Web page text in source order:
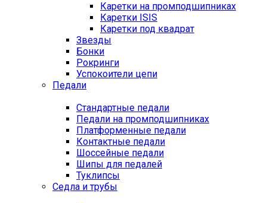
Каретки на промподшипниках
Каретки ISIS
Каретки под квадрат
Звезды
Бонки
Рокринги
Успокоители цепи
Педали
Стандартные педали
Педали на промподшипниках
Платформенные педали
Контактные педали
Шоссейные педали
Шипы для педалей
Туклипсы
Седла и трубы